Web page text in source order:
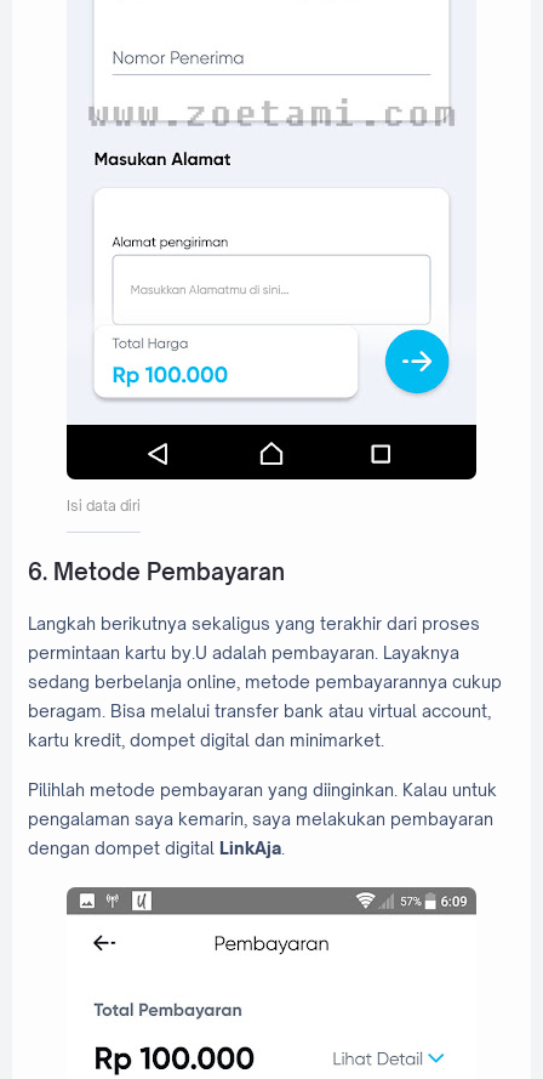
Isi data diri
6. Metode Pembayaran
Langkah berikutnya sekaligus yang terakhir dari proses
permintaan kartu by.U adalah pembayaran. Layaknya
sedang berbelanja online, metode pembayarannya cukup
beragam. Bisa melalui transfer bank atau virtual account,
kartu kredit, dompet digital dan minimarket.
Pilihlah metode pembayaran yang diinginkan. Kalau untuk
pengalaman saya kemarin, saya melakukan pembayaran
dengan dompet digital LinkAja